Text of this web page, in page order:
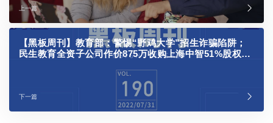
上一篇
【黑板周刊】教育部：警惕“野鸡大学”招生诈骗陷阱；
民生教育全资子公司作价875万收购上海中智51%股权；
下一篇